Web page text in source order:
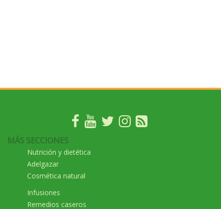
MÁS SECCIONES
Nutrición y dietética
Adelgazar
Cosmética natural
Infusiones
Remedios caseros